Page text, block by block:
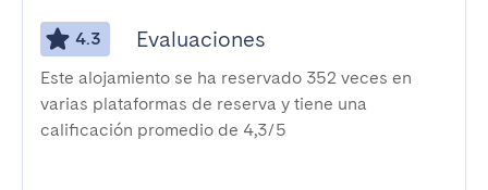
4.3 Evaluaciones
Este alojamiento se ha reservado 352 veces en
varias plataformas de reserva y tiene una
calificación promedio de 4,3/5